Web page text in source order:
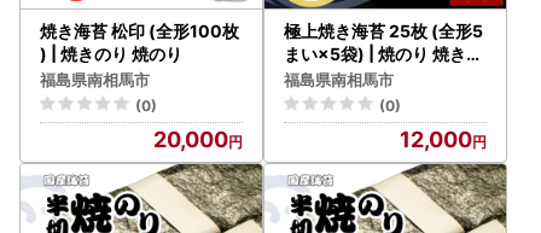
焼き海苔 松印 (全形100枚
) | 焼きのり 焼のり
福島県南相馬市
(0)
20,000
極上焼き海苔 25枚 (全形5
まい×5袋) | 焼のり 焼きの
り
福島県南相馬市
(0)
12,000